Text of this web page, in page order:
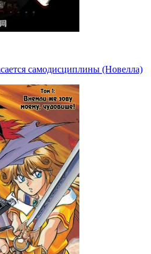
самодисциплины (Новелла)